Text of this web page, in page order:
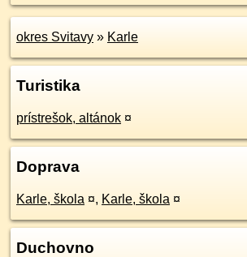
okres Svitavy » Karle
Turistika
prístrešok, altánok ¤
Doprava
Karle, škola ¤, Karle, škola ¤
Duchovno